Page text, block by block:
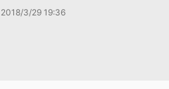
2018/3/29 19:36